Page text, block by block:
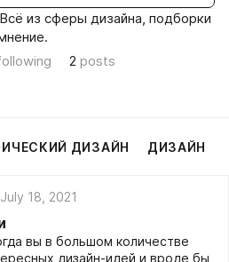
из сферы дизайна, подборки
2 posts
ДИЗАЙН ДИЗАЙН
July 18, 2021
вы в большом количестве
дизайн-идей и вроде бы